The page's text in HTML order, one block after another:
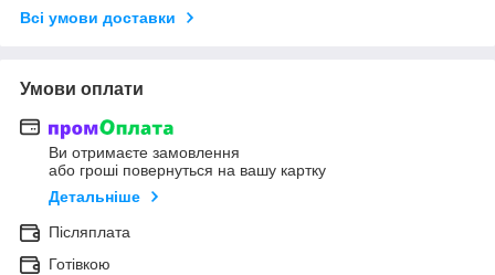
Всі умови доставки
Умови оплати
Ви отримаєте замовлення
або гроші повернуться на вашу картку
Детальніше
Післяплата
Готівкою